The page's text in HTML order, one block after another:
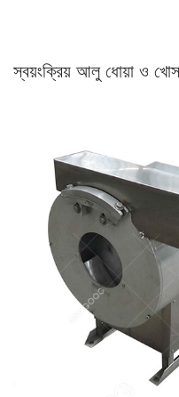
স্বয়ংক্রিয় আলু ধোয়া ও